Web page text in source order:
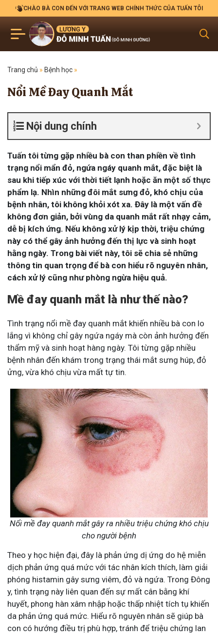
CHÀO BÀ CON ĐẾN VỚI TRANG WEB CHÍNH THỨC CỦA TUẤN TÔI
Trang chủ » Bệnh học »
Nổi Mề Đay Quanh Mắt
Nội dung chính
Tuấn tôi từng gặp nhiều bà con than phiền về tình
trạng nổi mẩn đỏ, ngứa ngáy quanh mắt, đặc biệt là
sau khi tiếp xúc với thời tiết lạnh hoặc ăn một số thực
phẩm lạ. Nhìn những đôi mắt sưng đỏ, khó chịu của
bệnh nhân, tôi không khỏi xót xa. Đây là một vấn đề
không đơn giản, bởi vùng da quanh mắt rất nhạy cảm,
dễ bị kích ứng. Nếu không xử lý kịp thời, triệu chứng
này có thể gây ảnh hưởng đến thị lực và sinh hoạt
hằng ngày. Trong bài viết này, tôi sẽ chia sẻ những
thông tin quan trọng để bà con hiểu rõ nguyên nhân,
cách xử lý cũng như phòng ngừa hiệu quả.
Mề đay quanh mắt là như thế nào?
Tình trạng nổi mề đay quanh mắt khiến nhiều bà con lo
lắng vì không chỉ gây ngứa ngáy mà còn ảnh hưởng đến
thẩm mỹ và sinh hoạt hàng ngày. Tôi từng gặp nhiều
bệnh nhân đến khám trong trạng thái mắt sưng húp, đỏ
ửng, vừa khó chịu vừa mất tự tin.
Nổi mề đay quanh mắt gây ra nhiều triệu chứng khó chịu
cho người bệnh
Theo y học hiện đại, đây là phản ứng dị ứng do hệ miễn
dịch phản ứng quá mức với tác nhân kích thích, làm giải
phóng histamin gây sưng viêm, đỏ và ngứa. Trong Đông
y, tình trạng này liên quan đến sự mất cân bằng khí
huyết, phong hàn xâm nhập hoặc thấp nhiệt tích tụ khiến
da phản ứng quá mức. Hiểu rõ nguyên nhân sẽ giúp bà
con có hướng điều trị phù hợp, tránh để triệu chứng lan